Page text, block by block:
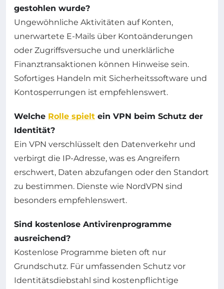
gestohlen wurde?
Ungewöhnliche Aktivitäten auf Konten,
unerwartete E-Mails über Kontoänderungen
oder Zugriffsversuche und unerklärliche
Finanztransaktionen können Hinweise sein.
Sofortiges Handeln mit Sicherheitssoftware und
Kontosperrungen ist empfehlenswert.
Welche Rolle spielt ein VPN beim Schutz der
Identität?
Ein VPN verschlüsselt den Datenverkehr und
verbirgt die IP-Adresse, was es Angreifern
erschwert, Daten abzufangen oder den Standort
zu bestimmen. Dienste wie NordVPN sind
besonders empfehlenswert.
Sind kostenlose Antivirenprogramme
ausreichend?
Kostenlose Programme bieten oft nur
Grundschutz. Für umfassenden Schutz vor
Identitätsdiebstahl sind kostenpflichtige